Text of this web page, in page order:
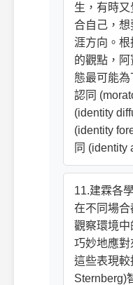
生，有時
合自己，
涯方向。根
的觀點，
態最可能
認同
(identity
(identity
同 (identity
11.建霖各
在不同場
觀察環境
巧妙地應對
這些表現較
Sternberg)